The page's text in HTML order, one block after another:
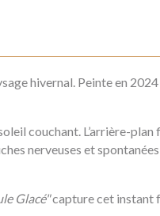
hivernal. Peinte en
couchant. L’arrière-
nerveuses et
Glacé"capture cet instant